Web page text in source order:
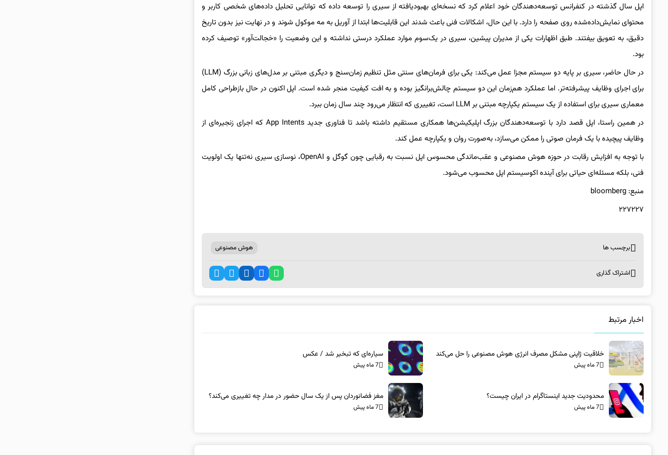
اپل سال گذشته در کنفرانس توسعه‌دهندگان خود اعلام کرد که نسخه‌ای بهبودیافته از سیری را توسعه داده که توانایی تحلیل داده‌های شخصی کاربر و
محتوای نمایش‌داده‌شده روی صفحه را دارد. با این حال، اشکالات فنی باعث شدند این قابلیت‌ها ابتدا از آوریل به مه موکول شوند و در نهایت نیز بدون تاریخ
دقیق، به تعویق بیفتند. طبق اظهارات یکی از مدیران پیشین، سیری در یک‌سوم موارد عملکرد درستی نداشته و این وضعیت را «خجالت‌آور» توصیف کرده
بود.
در حال حاضر، سیری بر پایه دو سیستم مجزا عمل می‌کند: یکی برای فرمان‌های سنتی مثل تنظیم زمان‌سنج و دیگری مبتنی بر مدل‌های زبانی بزرگ (LLM)
برای اجرای وظایف پیشرفته‌تر. اما عملکرد هم‌زمان این دو سیستم چالش‌برانگیز بوده و به افت کیفیت منجر شده است. اپل اکنون در حال بازطراحی کامل
معماری سیری برای استفاده از یک سیستم یکپارچه مبتنی بر LLM است، تغییری که انتظار می‌رود چند سال زمان ببرد.
در همین راستا، اپل قصد دارد با توسعه‌دهندگان بزرگ اپلیکیشن‌ها همکاری مستقیم داشته باشد تا فناوری جدید App Intents که اجرای زنجیره‌ای از
وظایف پیچیده با یک فرمان صوتی را ممکن می‌سازد، به‌صورت روان و یکپارچه عمل کند.
با توجه به افزایش رقابت در حوزه هوش مصنوعی و عقب‌ماندگی محسوس اپل نسبت به رقبایی چون گوگل و OpenAI، نوسازی سیری نه‌تنها یک اولویت
فنی، بلکه مسئله‌ای حیاتی برای آینده اکوسیستم اپل محسوب می‌شود.
منبع: bloomberg
۲۲۷۲۲۷
برچسب ها هوش مصنوعی
اشتراک گذاری
اخبار مرتبط
خلاقیت ژاپنی مشکل مصرف انرژی هوش مصنوعی را حل می‌کند
7 ماه پیش
سیاره‌ای که تبخیر شد / عکس
7 ماه پیش
محدودیت جدید اینستاگرام در ایران چیست؟
7 ماه پیش
مغز فضانوردان پس از یک سال حضور در مدار چه تغییری می‌کند؟
7 ماه پیش